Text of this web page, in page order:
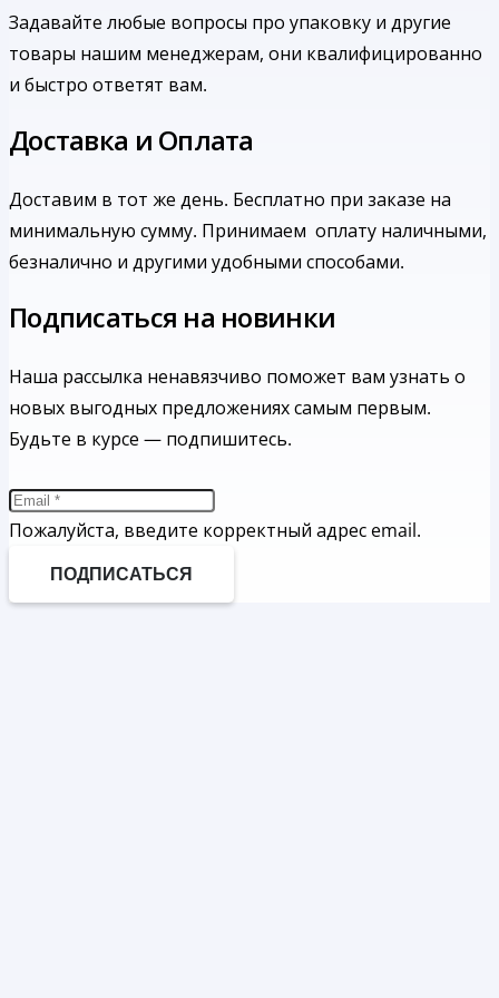
Задавайте любые вопросы про упаковку и другие
товары нашим менеджерам, они квалифицированно
и быстро ответят вам.
Доставка и Оплата
Доставим в тот же день. Бесплатно при заказе на
минимальную сумму. Принимаем оплату наличными,
безналично и другими удобными способами.
Подписаться на новинки
Наша рассылка ненавязчиво поможет вам узнать о
новых выгодных предложениях самым первым.
Будьте в курсе — подпишитесь.
Пожалуйста, введите корректный адрес email.
ПОДПИСАТЬСЯ